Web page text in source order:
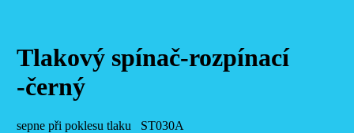
Tlakový spínač-rozpínací
-černý
sepne při poklesu tlaku ST030A